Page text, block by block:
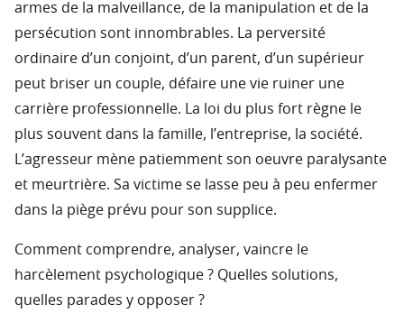
armes de la malveillance, de la manipulation et de la
persécution sont innombrables. La perversité
ordinaire d’un conjoint, d’un parent, d’un supérieur
peut briser un couple, défaire une vie ruiner une
carrière professionnelle. La loi du plus fort règne le
plus souvent dans la famille, l’entreprise, la société.
L’agresseur mène patiemment son oeuvre paralysante
et meurtrière. Sa victime se lasse peu à peu enfermer
dans la piège prévu pour son supplice.
Comment comprendre, analyser, vaincre le
harcèlement psychologique ? Quelles solutions,
quelles parades y opposer ?